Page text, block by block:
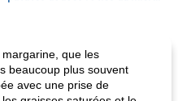
que les
beaucoup plus souvent
avec une prise de